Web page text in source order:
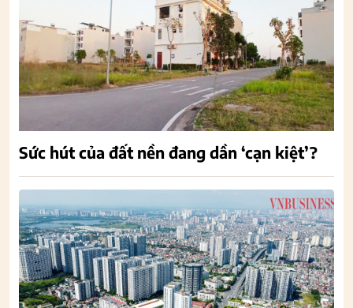
Sức hút của đất nền đang dần ‘cạn kiệt’?